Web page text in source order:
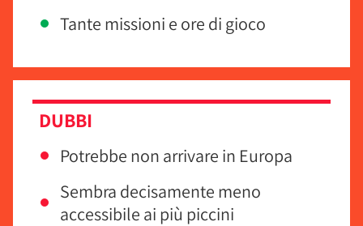
Tante missioni e ore di gioco
DUBBI
Potrebbe non arrivare in Europa
Sembra decisamente meno
accessibile ai più piccini